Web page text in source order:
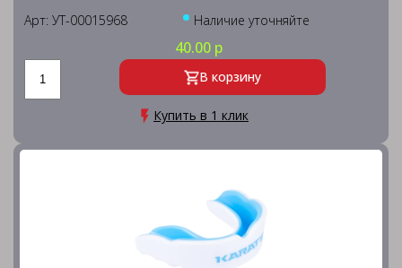
Арт: УТ-00015968 Наличие уточняйте
40.00 р
В корзину
Купить в 1 клик